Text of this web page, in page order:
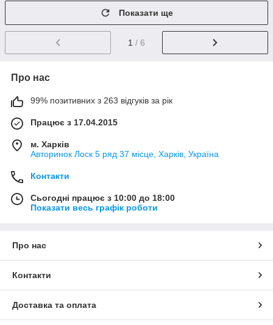
Показати ще
1 / 6
Про нас
99% позитивних з 263 відгуків за рік
Працює з 17.04.2015
м. Харків
Авторинок Лоск 5 ряд 37 місце, Харків, Україна
Контакти
Сьогодні працює з 10:00 до 18:00
Показати весь графік роботи
Про нас
Контакти
Доставка та оплата